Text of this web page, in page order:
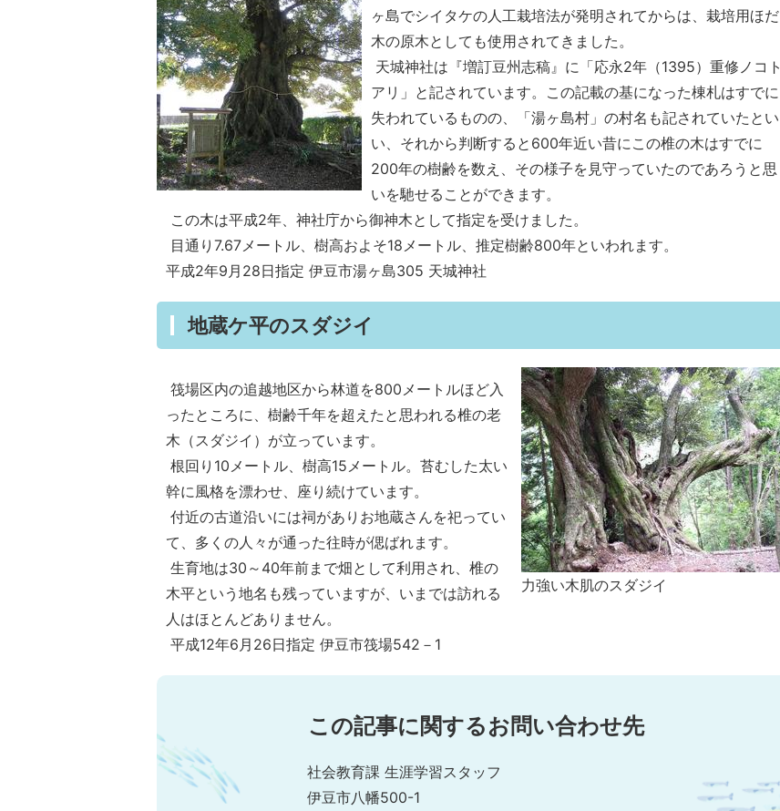
ヶ島でシイタケの人工栽培法が発明されてからは、栽培用ほだ
木の原木としても使用されてきました。
天城神社は『増訂豆州志稿』に「応永2年（1395）重修ノコト
アリ」と記されています。この記載の基になった棟札はすでに
失われているものの、「湯ヶ島村」の村名も記されていたとい
い、それから判断すると600年近い昔にこの椎の木はすでに
200年の樹齢を数え、その様子を見守っていたのであろうと思
いを馳せることができます。
この木は平成2年、神社庁から御神木として指定を受けました。
目通り7.67メートル、樹高およそ18メートル、推定樹齢800年といわれます。
平成2年9月28日指定 伊豆市湯ヶ島305 天城神社
地蔵ケ平のスダジイ
力強い木肌のスダジイ
筏場区内の追越地区から林道を800メートルほど入
ったところに、樹齢千年を超えたと思われる椎の老
木（スダジイ）が立っています。
根回り10メートル、樹高15メートル。苔むした太い
幹に風格を漂わせ、座り続けています。
付近の古道沿いには祠がありお地蔵さんを祀ってい
て、多くの人々が通った往時が偲ばれます。
生育地は30～40年前まで畑として利用され、椎の
木平という地名も残っていますが、いまでは訪れる
人はほとんどありません。
平成12年6月26日指定 伊豆市筏場542－1
この記事に関するお問い合わせ先
社会教育課 生涯学習スタッフ
伊豆市八幡500-1